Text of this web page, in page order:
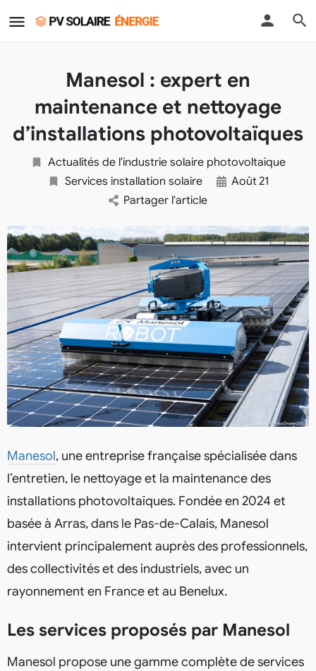
Manesol : expert en
maintenance et nettoyage
d’installations photovoltaïques
Actualités de l'industrie solaire photovoltaïque
Services installation solaire
Août21
Partager l'article
Manesol, une entreprise française spécialisée dans
l’entretien, le nettoyage et la maintenance des
installations photovoltaïques. Fondée en 2024 et
basée à Arras, dans le Pas-de-Calais, Manesol
intervient principalement auprès des professionnels,
des collectivités et des industriels, avec un
rayonnement en France et au Benelux.
Les services proposés par Manesol
Manesol propose une gamme complète de services